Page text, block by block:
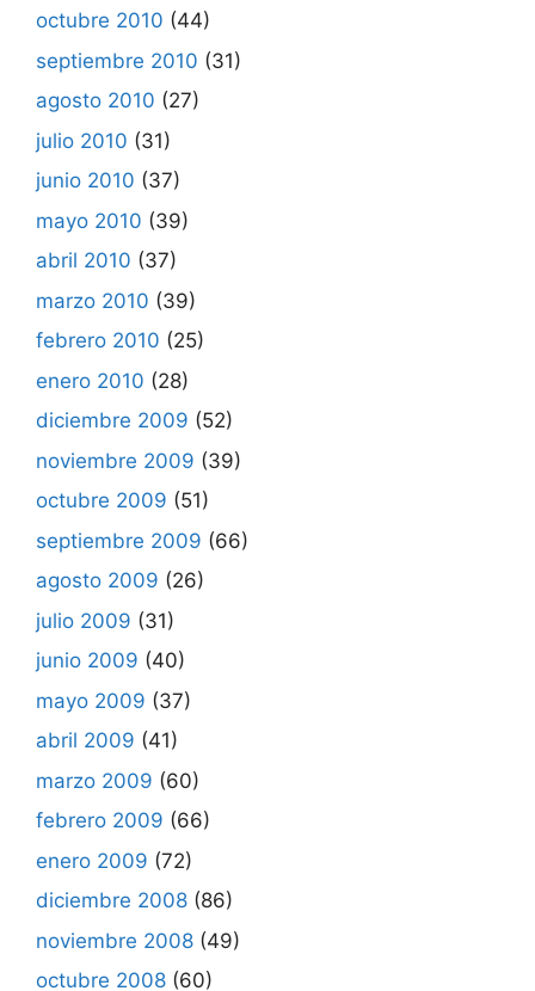
octubre 2010 (44)
septiembre 2010 (31)
agosto 2010 (27)
julio 2010 (31)
junio 2010 (37)
mayo 2010 (39)
abril 2010 (37)
marzo 2010 (39)
febrero 2010 (25)
enero 2010 (28)
diciembre 2009 (52)
noviembre 2009 (39)
octubre 2009 (51)
septiembre 2009 (66)
agosto 2009 (26)
julio 2009 (31)
junio 2009 (40)
mayo 2009 (37)
abril 2009 (41)
marzo 2009 (60)
febrero 2009 (66)
enero 2009 (72)
diciembre 2008 (86)
noviembre 2008 (49)
octubre 2008 (60)